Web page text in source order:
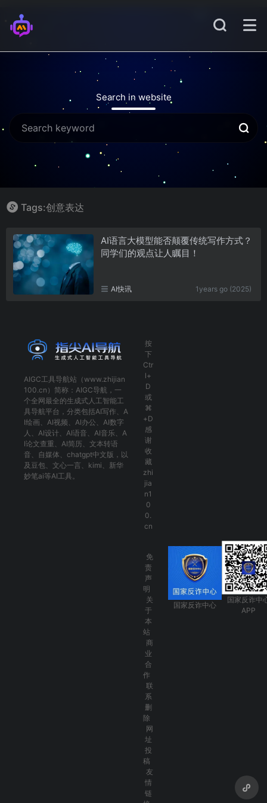
Search in website
Tags:创意表达
AI语言大模型能否颠覆传统写作方式？
同学们的观点让人瞩目！
AI快讯 1years go (2025)
AIGC工具导航站（www.zhijian
100.cn）简称： AIGC导航 ，一
个全网最全的生成式人工智能工
具导航平台，分类包括AI写作 、 A
I绘画 、 AI视频 、 AI办公 、 AI数字
人 、 AI设计、 AI语音、 AI音乐、 A
I论文查重 、 AI简历 、 文本转语
音、 自媒体 、 chatgpt中文版 ，以
及 豆包、 文心一言 、 kimi 、 新华
妙笔ai等AI工具。
按
下
Ctr
l+
D
或
⌘
+D
感
谢
收
藏
zhi
jia
n1
0
0.
cn
免
责
声
明
关
于
本
站
商
业
合
作
联
系
删
除
网
址
投
稿
友
情
链
国家反诈中心
国家反诈中
APP